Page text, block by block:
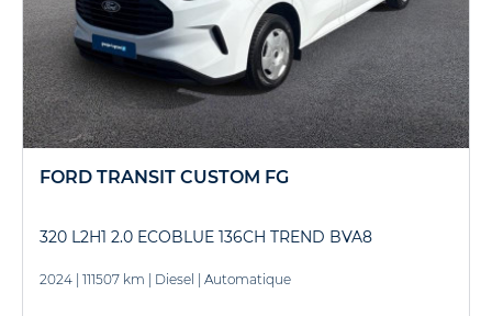
FORD TRANSIT CUSTOM FG
320 L2H1 2.0 ECOBLUE 136CH TREND BVA8
2024 111507 km Diesel Automatique